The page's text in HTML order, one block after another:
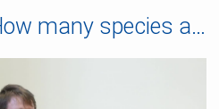
Michael Staab - How many species are there on Earth? Different models to approximate global species diversity